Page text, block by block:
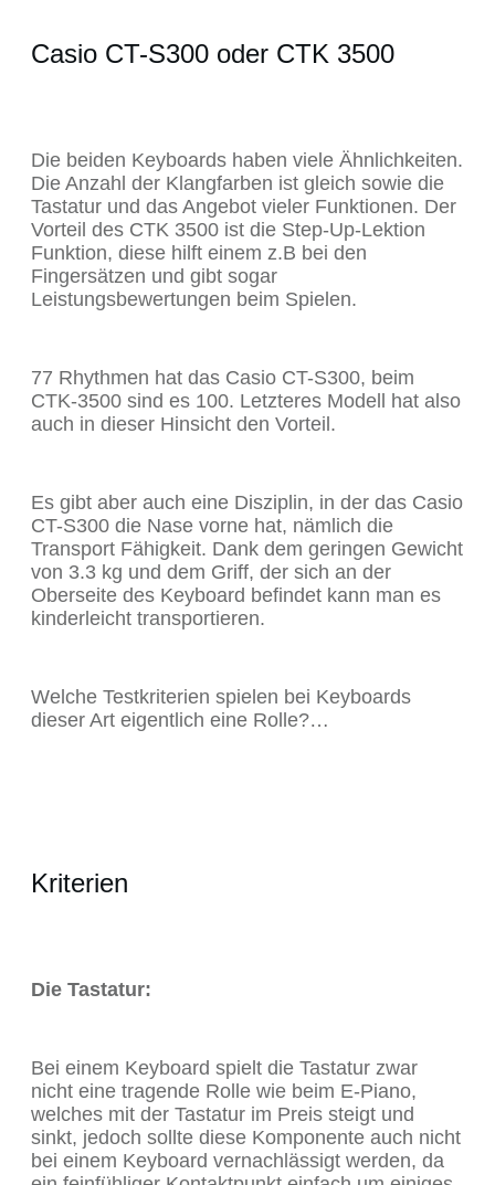
Casio CT-S300 oder CTK 3500
Die beiden Keyboards haben viele Ähnlichkeiten.
Die Anzahl der Klangfarben ist gleich sowie die
Tastatur und das Angebot vieler Funktionen. Der
Vorteil des CTK 3500 ist die Step-Up-Lektion
Funktion, diese hilft einem z.B bei den
Fingersätzen und gibt sogar
Leistungsbewertungen beim Spielen.
77 Rhythmen hat das Casio CT-S300, beim
CTK-3500 sind es 100. Letzteres Modell hat also
auch in dieser Hinsicht den Vorteil.
Es gibt aber auch eine Disziplin, in der das Casio
CT-S300 die Nase vorne hat, nämlich die
Transport Fähigkeit. Dank dem geringen Gewicht
von 3.3 kg und dem Griff, der sich an der
Oberseite des Keyboard befindet kann man es
kinderleicht transportieren.
Welche Testkriterien spielen bei Keyboards
dieser Art eigentlich eine Rolle?…
Kriterien
Die Tastatur:
Bei einem Keyboard spielt die Tastatur zwar
nicht eine tragende Rolle wie beim E-Piano,
welches mit der Tastatur im Preis steigt und
sinkt, jedoch sollte diese Komponente auch nicht
bei einem Keyboard vernachlässigt werden, da